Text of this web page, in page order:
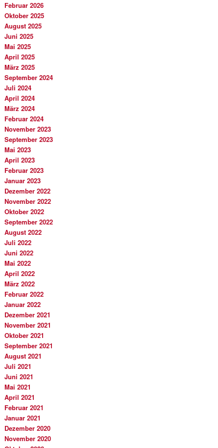
Februar 2026
Oktober 2025
August 2025
Juni 2025
Mai 2025
April 2025
März 2025
September 2024
Juli 2024
April 2024
März 2024
Februar 2024
November 2023
September 2023
Mai 2023
April 2023
Februar 2023
Januar 2023
Dezember 2022
November 2022
Oktober 2022
September 2022
August 2022
Juli 2022
Juni 2022
Mai 2022
April 2022
März 2022
Februar 2022
Januar 2022
Dezember 2021
November 2021
Oktober 2021
September 2021
August 2021
Juli 2021
Juni 2021
Mai 2021
April 2021
Februar 2021
Januar 2021
Dezember 2020
November 2020